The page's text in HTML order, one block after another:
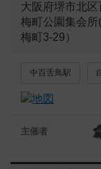
大阪府堺市北
梅町公園集会
梅町3-29）
中百舌鳥駅
主催者